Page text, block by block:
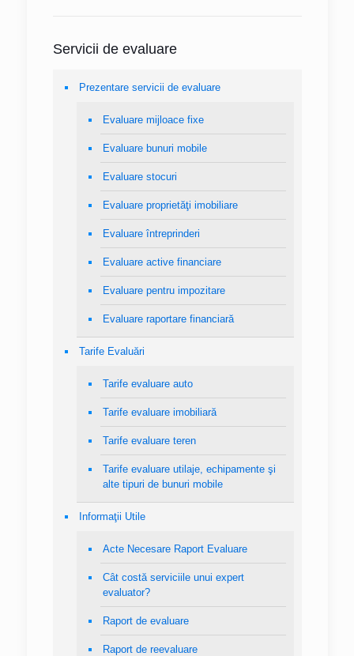
Servicii de evaluare
Prezentare servicii de evaluare
Evaluare mijloace fixe
Evaluare bunuri mobile
Evaluare stocuri
Evaluare proprietăţi imobiliare
Evaluare întreprinderi
Evaluare active financiare
Evaluare pentru impozitare
Evaluare raportare financiară
Tarife Evaluări
Tarife evaluare auto
Tarife evaluare imobiliară
Tarife evaluare teren
Tarife evaluare utilaje, echipamente şi
alte tipuri de bunuri mobile
Informaţii Utile
Acte Necesare Raport Evaluare
Cât costă serviciile unui expert
evaluator?
Raport de evaluare
Raport de reevaluare